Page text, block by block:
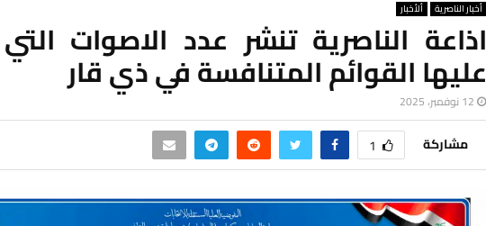
أخبار الناصرية ألأخبار
اذاعة الناصرية تنشر عدد الاصوات
عليها القوائم المتنافسة في ذي قار
12 نوفمبر، 2025
مشاركة 1